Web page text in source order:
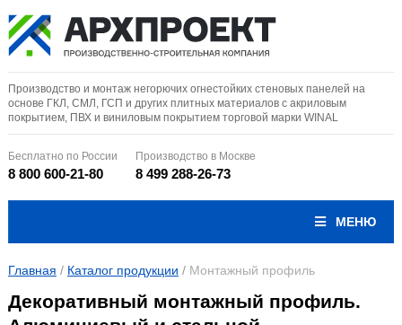
Производство и монтаж негорючих огнестойких стеновых панелей на
основе ГКЛ, СМЛ, ГСП и других плитных материалов с акриловым
покрытием, ПВХ и виниловым покрытием торговой марки WINAL
Бесплатно по России
8 800 600-21-80
Производство в Москве
8 499 288-26-73
МЕНЮ
Главная / Каталог продукции / Монтажный профиль
Декоративный монтажный профиль.